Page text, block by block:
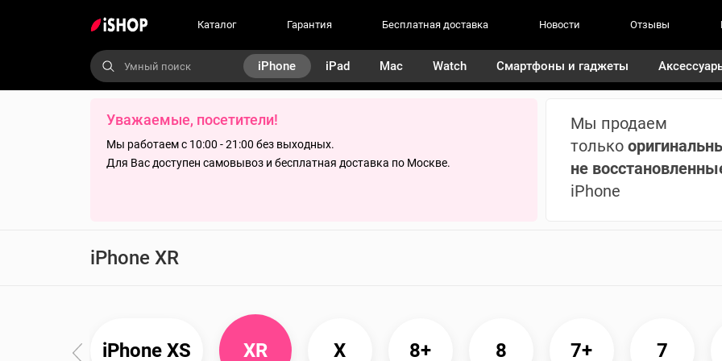
Каталог Гарантия Бесплатная доставка Новости Отзывы
iPhone iPad Mac Watch Смартфоны и гаджеты
Уважаемые, посетители!
Мы работаем с 10:00 - 21:00 без выходных.
Для Вас доступен самовывоз и бесплатная доставка по Москве.
Мы продаем
только
не
iPhone
iPhone XR
iPhone XS XR X 8+ 8 7+ 7